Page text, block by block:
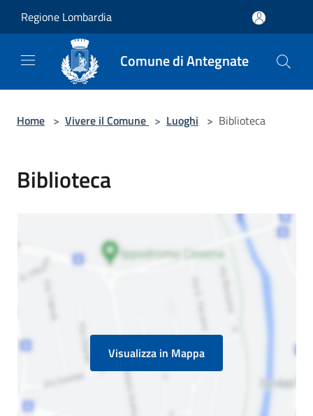
Regione Lombardia
Comune di Antegnate
Home > Vivere il Comune > Luoghi > Biblioteca
Biblioteca
Visualizza in Mappa